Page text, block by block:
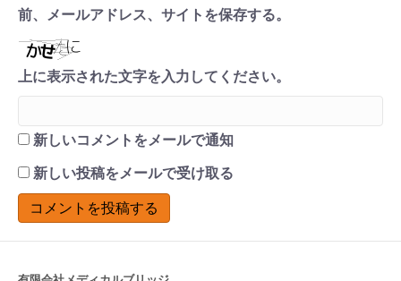
前、メールアドレス、サイトを保存する。
上に表示された文字を入力してください。
新しいコメントをメールで通知
新しい投稿をメールで受け取る